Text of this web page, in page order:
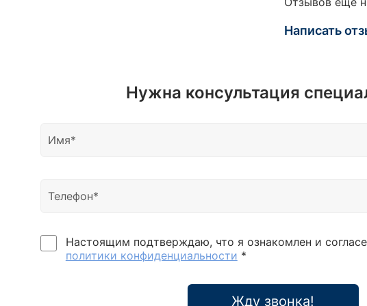
5/32-3/16-7/
Биты TORX
Т40 -
Т60 -
Удлинители:
Написать
Нужна консультация
Настоящим подтверждаю, что я ознакомлен и
политики конфиденциальности *
Жду звонка!